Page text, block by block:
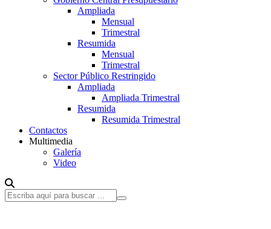
Ampliada
Mensual
Trimestral
Resumida
Mensual
Trimestral
Sector Público Restringido
Ampliada
Ampliada Trimestral
Resumida
Resumida Trimestral
Contactos
Multimedia
Galería
Video